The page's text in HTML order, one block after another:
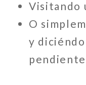
Visitando
O
y